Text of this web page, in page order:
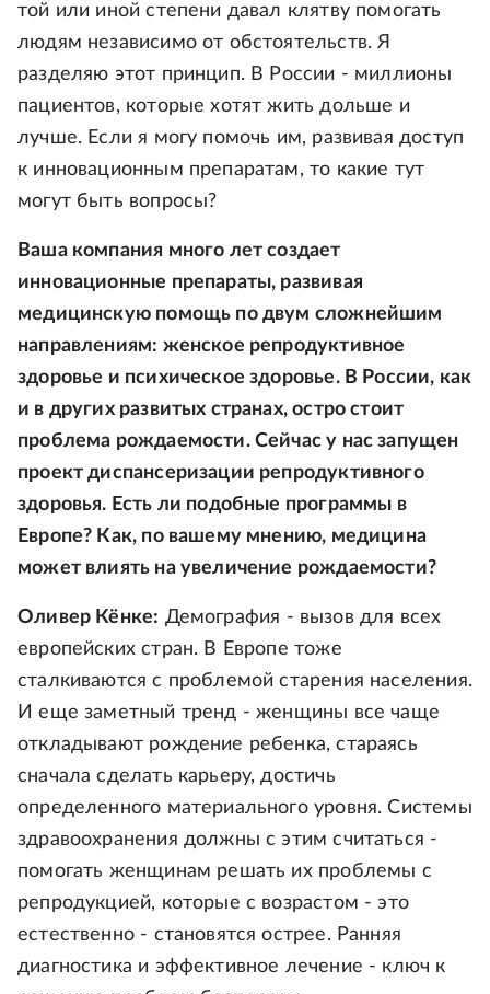
той или иной степени давал клятву помогать
людям независимо от обстоятельств. Я
разделяю этот принцип. В России - миллионы
пациентов, которые хотят жить дольше и
лучше. Если я могу помочь им, развивая доступ
к инновационным препаратам, то какие тут
могут быть вопросы?
Ваша компания много лет создает
инновационные препараты, развивая
медицинскую помощь по двум сложнейшим
направлениям: женское репродуктивное
здоровье и психическое здоровье. В России, как
и в других развитых странах, остро стоит
проблема рождаемости. Сейчас у нас запущен
проект диспансеризации репродуктивного
здоровья. Есть ли подобные программы в
Европе? Как, по вашему мнению, медицина
может влиять на увеличение рождаемости?
Оливер Кёнке: Демография - вызов для всех
европейских стран. В Европе тоже
сталкиваются с проблемой старения населения.
И еще заметный тренд - женщины все чаще
откладывают рождение ребенка, стараясь
сначала сделать карьеру, достичь
определенного материального уровня. Системы
здравоохранения должны с этим считаться -
помогать женщинам решать их проблемы с
репродукцией, которые с возрастом - это
естественно - становятся острее. Ранняя
диагностика и эффективное лечение - ключ к